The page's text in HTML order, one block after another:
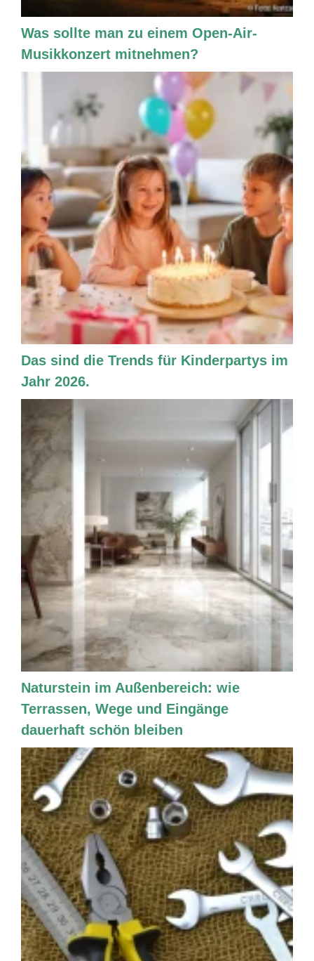
Was sollte man zu einem Open-Air-
Musikkonzert mitnehmen?
Das sind die Trends für Kinderpartys im
Jahr 2026.
Naturstein im Außenbereich: wie
Terrassen, Wege und Eingänge
dauerhaft schön bleiben